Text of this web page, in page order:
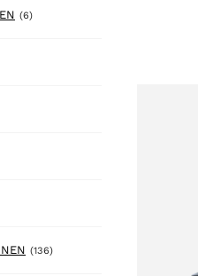
(6)6 products
products
(136)136 products